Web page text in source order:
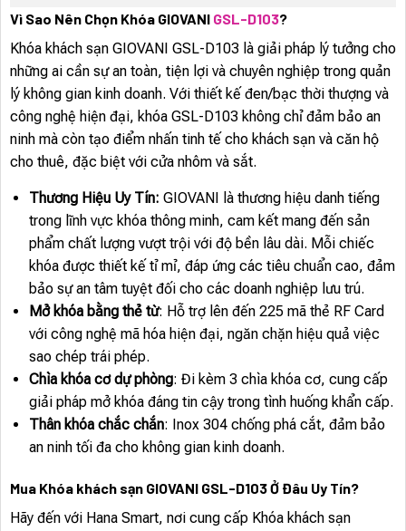
Vì Sao Nên Chọn Khóa GIOVANI GSL-D103?
Khóa khách sạn GIOVANI GSL-D103 là giải pháp lý tưởng cho
những ai cần sự an toàn, tiện lợi và chuyên nghiệp trong quản
lý không gian kinh doanh. Với thiết kế đen/bạc thời thượng và
công nghệ hiện đại, khóa GSL-D103 không chỉ đảm bảo an
ninh mà còn tạo điểm nhấn tinh tế cho khách sạn và căn hộ
cho thuê, đặc biệt với cửa nhôm và sắt.
Thương Hiệu Uy Tín: GIOVANI là thương hiệu danh tiếng
trong lĩnh vực khóa thông minh, cam kết mang đến sản
phẩm chất lượng vượt trội với độ bền lâu dài. Mỗi chiếc
khóa được thiết kế tỉ mỉ, đáp ứng các tiêu chuẩn cao, đảm
bảo sự an tâm tuyệt đối cho các doanh nghiệp lưu trú.
Mở khóa bằng thẻ từ: Hỗ trợ lên đến 225 mã thẻ RF Card
với công nghệ mã hóa hiện đại, ngăn chặn hiệu quả việc
sao chép trái phép.
Chìa khóa cơ dự phòng: Đi kèm 3 chìa khóa cơ, cung cấp
giải pháp mở khóa đáng tin cậy trong tình huống khẩn cấp.
Thân khóa chắc chắn: Inox 304 chống phá cắt, đảm bảo
an ninh tối đa cho không gian kinh doanh.
Mua Khóa khách sạn GIOVANI GSL-D103 Ở Đâu Uy Tín?
Hãy đến với Hana Smart, nơi cung cấp Khóa khách sạn